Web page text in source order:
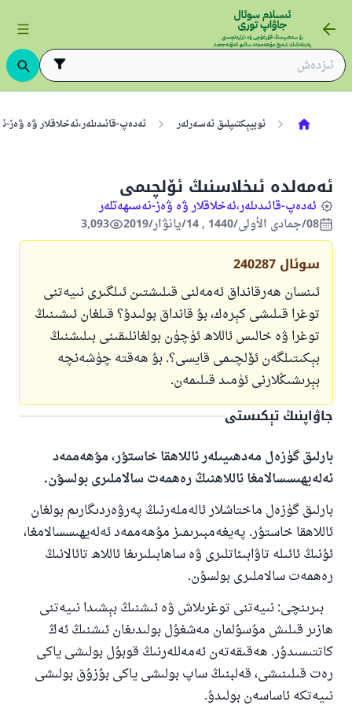
ئوبيېكتىپلىق ئەسەرلەر ئەدەپ-قائىدىلەر،ئەخلاقلار ۋە ۋەز-
ئەمەلدە ئىخلاسنىڭ ئۆلچىمى
ئەدەپ-قائىدىلەر،ئەخلاقلار ۋە ۋەز-نەسىھەتلەر
08/جمادى الأولى/1440 , 14/يانۋار/2019
3,093
سوئال 240287
ئىنسان ھەرقانداق ئەمەلنى قىلىشتىن ئىلگىرى نىيەتنى
توغرا قىلىشى كېرەك، بۇ قانداق بولىدۇ؟ قىلغان ئىشىنىڭ
توغرا ۋە خالىس ئاللاھ ئۈچۈن بولغانلىقىنى بىلىشنىڭ
بېكىتىلگەن ئۆلچىمى قايسى؟. بۇ ھەقتە چۈشەنچە
بېرىشىڭلارنى ئۈمىد قىلىمەن.
جاۋاپنىڭ تېكىستى
بارلىق گۈزەل مەدھىيىلەر ئاللاھقا خاستۇر، مۇھەممەد
ئەلەيھىسسالامغا ئاللاھنىڭ رەھمەت سالاملىرى بولسۇن.
بارلىق گۈزەل ماختاشلار ئالەملەرنىڭ پەرۋەردىگارىم بولغان
ئاللاھقا خاستۇر. پەيغەمبىرىمىز مۇھەممەد ئەلەيھىسسالامغا،
ئۇنىڭ ئائىلە تاۋابىئاتلىرى ۋە ساھابىلىرىغا ئاللاھ تائالانىڭ
رەھمەت سالاملىرى بولسۇن.
بىرىنچى: نىيەتنى توغرىلاش ۋە ئىشنىڭ بېشىدا نىيەتنى
ھازىر قىلىش مۇسۇلمان مەشغۇل بولىدىغان ئىشنىڭ ئەڭ
كاتتىسىدۇر. ھەقىقەتەن ئەمەللەرنىڭ قوبۇل بولىشى ياكى
رەت قىلىنىشى، قەلبنىڭ ساپ بولىشى ياكى بۇزۇق بولىشى
نىيەتكە ئاساسەن بولىدۇ.